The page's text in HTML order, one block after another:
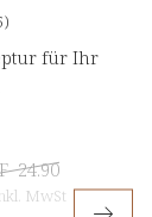
für Ihr
24.90
MwSt